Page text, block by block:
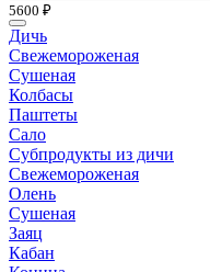
5600 ₽
Дичь
Свежемороженая
Сушеная
Колбасы
Паштеты
Сало
Субпродукты из дичи
Свежемороженая
Олень
Сушеная
Заяц
Кабан